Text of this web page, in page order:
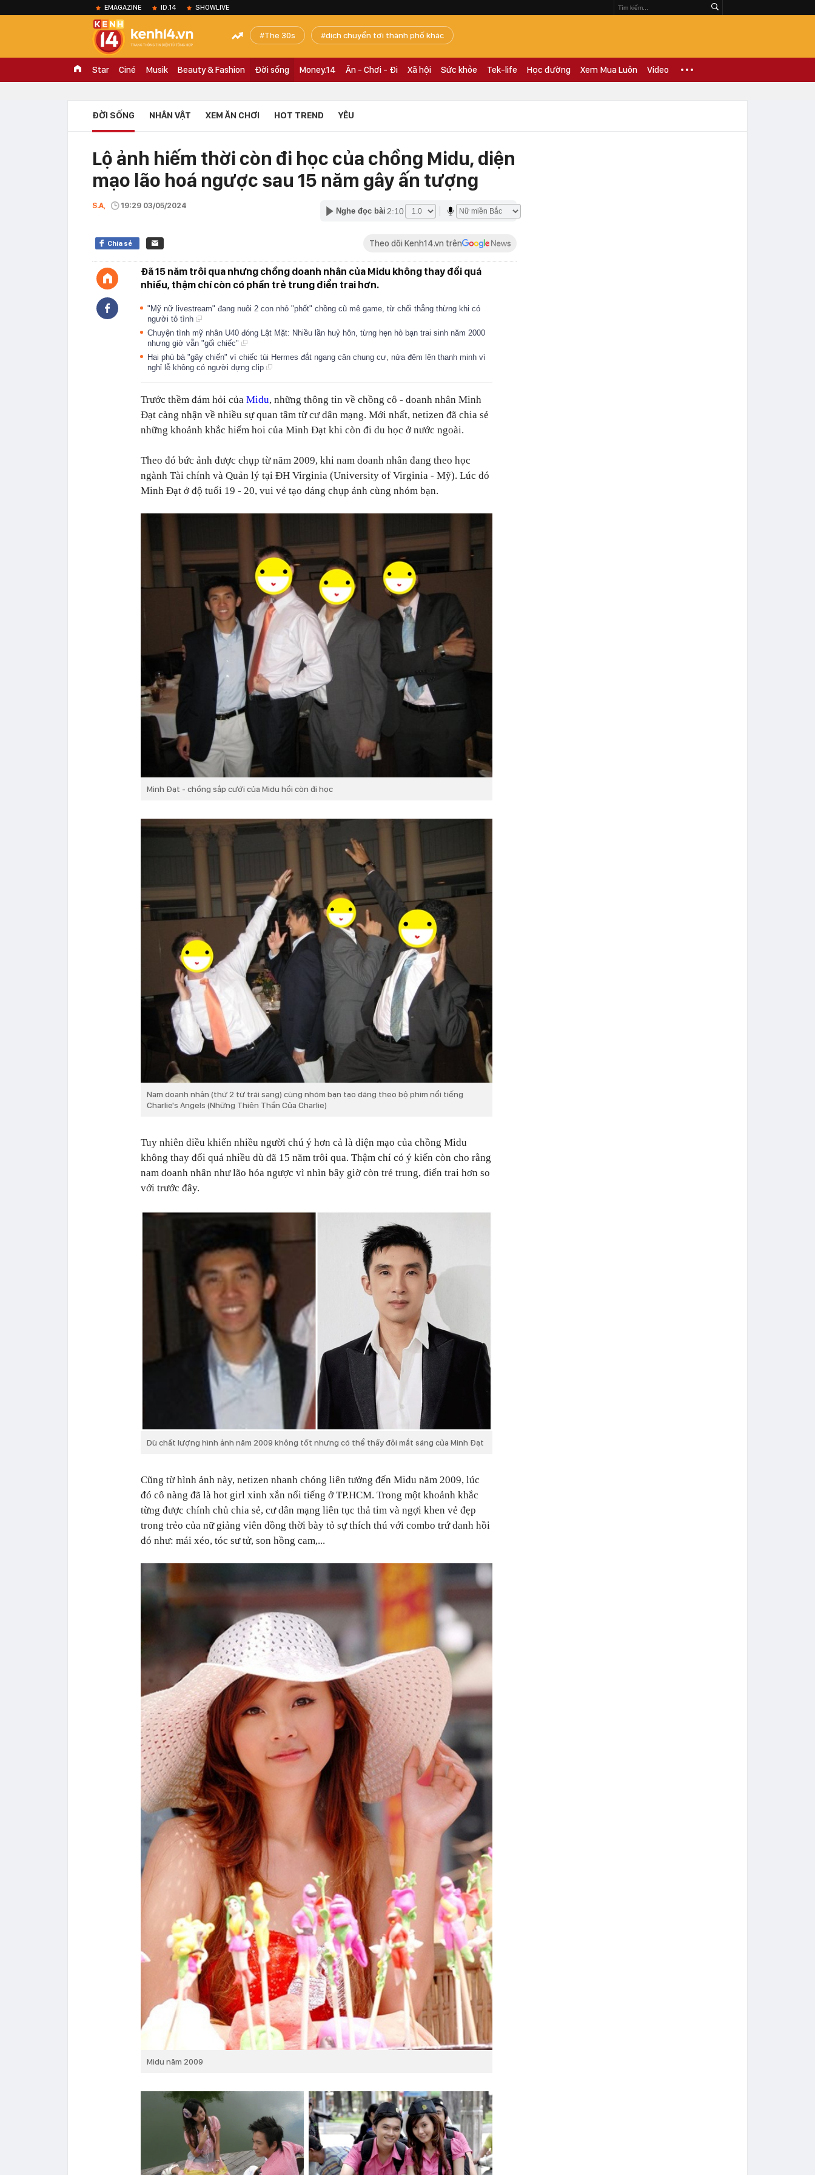
EMAGAZINE ID.14 SHOWLIVE
The 30s dịch chuyển tới thành phố khác
Star Ciné Musik Beauty & Fashion Đời sống Money.14 Ăn - Chơi - Đi Xã hội Sức khỏe Tek-life Học đường Xem Mua Luôn Video
ĐỜI SỐNG NHÂN VẬT XEM ĂN CHƠI HOT TREND YÊU
Lộ ảnh hiếm thời còn đi học của chồng Midu, diện
mạo lão hoá ngược sau 15 năm gây ấn tượng
S.A, 19:29 03/05/2024
Nghe đọc bài 2:10
Chia sẻ Theo dõi Kenh14.vn trên
Đã 15 năm trôi qua nhưng chồng doanh nhân của Midu không thay đổi quá
nhiều, thậm chí còn có phần trẻ trung điển trai hơn.
"Mỹ nữ livestream" đang nuôi 2 con nhỏ "phốt" chồng cũ mê game, từ chối thẳng thừng khi có
người tỏ tình
Chuyện tình mỹ nhân U40 đóng Lật Mặt: Nhiều lần huỷ hôn, từng hẹn hò bạn trai sinh năm 2000
nhưng giờ vẫn "gối chiếc"
Hai phú bà "gây chiến" vì chiếc túi Hermes đắt ngang căn chung cư, nửa đêm lên thanh minh vì
nghỉ lễ không có người dựng clip
Trước thềm đám hỏi của Midu, những thông tin về chồng cô - doanh nhân Minh
Đạt càng nhận về nhiều sự quan tâm từ cư dân mạng. Mới nhất, netizen đã chia sẻ
những khoảnh khắc hiếm hoi của Minh Đạt khi còn đi du học ở nước ngoài.
Theo đó bức ảnh được chụp từ năm 2009, khi nam doanh nhân đang theo học
ngành Tài chính và Quản lý tại ĐH Virginia (University of Virginia - Mỹ). Lúc đó
Minh Đạt ở độ tuổi 19 - 20, vui vẻ tạo dáng chụp ảnh cùng nhóm bạn.
Minh Đạt - chồng sắp cưới của Midu hồi còn đi học
Nam doanh nhân (thứ 2 từ trái sang) cùng nhóm bạn tạo dáng theo bộ phim nổi tiếng
Charlie's Angels (Những Thiên Thần Của Charlie)
Tuy nhiên điều khiến nhiều người chú ý hơn cả là diện mạo của chồng Midu
không thay đổi quá nhiều dù đã 15 năm trôi qua. Thậm chí có ý kiến còn cho rằng
nam doanh nhân như lão hóa ngược vì nhìn bây giờ còn trẻ trung, điển trai hơn so
với trước đây.
Dù chất lượng hình ảnh năm 2009 không tốt nhưng có thể thấy đôi mắt sáng của Minh Đạt
Cũng từ hình ảnh này, netizen nhanh chóng liên tưởng đến Midu năm 2009, lúc
đó cô nàng đã là hot girl xinh xắn nổi tiếng ở TP.HCM. Trong một khoảnh khắc
từng được chính chủ chia sẻ, cư dân mạng liên tục thả tim và ngợi khen vẻ đẹp
trong trẻo của nữ giảng viên đồng thời bày tỏ sự thích thú với combo trứ danh hồi
đó như: mái xéo, tóc sư tử, son hồng cam,...
Midu năm 2009